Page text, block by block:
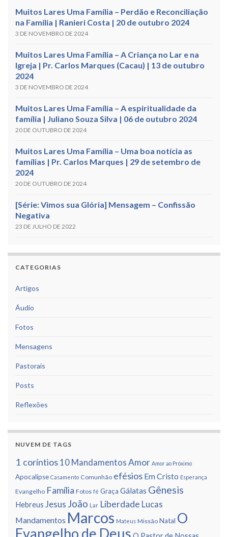
Muitos Lares Uma Família – Perdão e Reconciliação
na Família | Ranieri Costa | 20 de outubro 2024
3 DE NOVEMBRO DE 2024
Muitos Lares Uma Família – A Criança no Lar e na
Igreja | Pr. Carlos Marques (Cacau) | 13 de outubro
2024
3 DE NOVEMBRO DE 2024
Muitos Lares Uma Família – A espiritualidade da
família | Juliano Souza Silva | 06 de outubro 2024
20 DE OUTUBRO DE 2024
Muitos Lares Uma Família – Uma boa notícia as
famílias | Pr. Carlos Marques | 29 de setembro de
2024
20 DE OUTUBRO DE 2024
[Série: Vimos sua Glória] Mensagem – Confissão
Negativa
23 DE JULHO DE 2022
CATEGORIAS
Artigos
Áudio
Fotos
Mensagens
Pastorais
Posts
Reflexões
NUVEM DE TAGS
1 corí­ntios 10 Mandamentos Amor Amor ao Próximo
Apocalipse Casamento Comunhão efésios Em Cristo Esperança
Evangelho Famí­lia Fotos fé Graça Gálatas Gênesis
Hebreus Jesus João Lar Liberdade Lucas
Mandamentos Marcos Mateus Missão Natal O
Evangelho de Deus